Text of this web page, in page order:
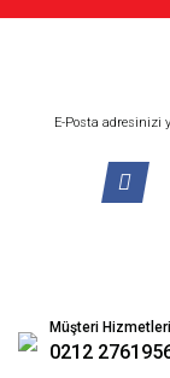
Müşteri Hizmetleri
0212